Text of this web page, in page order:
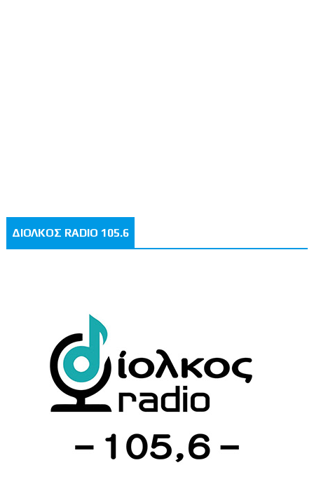
ΔΙΟΛΚΟΣ RADIO 105.6